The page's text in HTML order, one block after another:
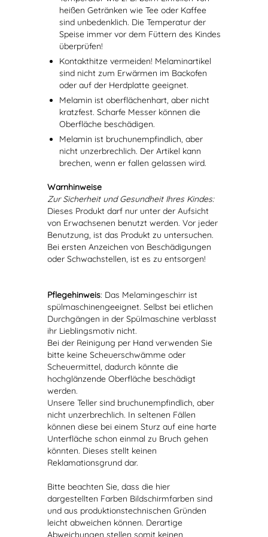
heißen Getränken wie Tee oder Kaffee
sind unbedenklich. Die Temperatur der
Speise immer vor dem Füttern des Kindes
überprüfen!
Kontakthitze vermeiden! Melaminartikel
sind nicht zum Erwärmen im Backofen
oder auf der Herdplatte geeignet.
Melamin ist oberflächenhart, aber nicht
kratzfest. Scharfe Messer können die
Oberfläche beschädigen.
Melamin ist bruchunempfindlich, aber
nicht unzerbrechlich. Der Artikel kann
brechen, wenn er fallen gelassen wird.
Warnhinweise
Zur Sicherheit und Gesundheit Ihres Kindes:
Dieses Produkt darf nur unter der Aufsicht
von Erwachsenen benutzt werden. Vor jeder
Benutzung, ist das Produkt zu untersuchen.
Bei ersten Anzeichen von Beschädigungen
oder Schwachstellen, ist es zu entsorgen!
Pflegehinweis: Das Melamingeschirr ist
spülmaschinengeeignet. Selbst bei etlichen
Durchgängen in der Spülmaschine verblasst
ihr Lieblingsmotiv nicht.
Bei der Reinigung per Hand verwenden Sie
bitte keine Scheuerschwämme oder
Scheuermittel, dadurch könnte die
hochglänzende Oberfläche beschädigt
werden.
Unsere Teller sind bruchunempfindlich, aber
nicht unzerbrechlich. In seltenen Fällen
können diese bei einem Sturz auf eine harte
Unterfläche schon einmal zu Bruch gehen
könnten. Dieses stellt keinen
Reklamationsgrund dar.
Bitte beachten Sie, dass die hier
dargestellten Farben Bildschirmfarben sind
und aus produktionstechnischen Gründen
leicht abweichen können. Derartige
Abweichungen stellen somit keinen